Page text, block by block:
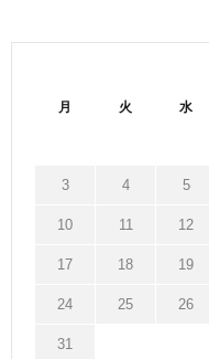
月 火 水
3 4 5
10 11 12
17 18 19
24 25 26
31